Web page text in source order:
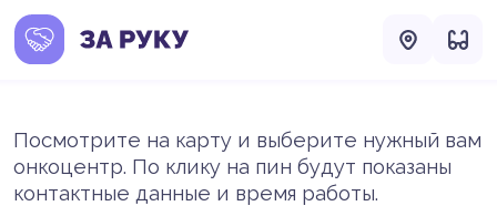
Посмотрите на карту и выберите нужный вам
онкоцентр. По клику на пин будут показаны
контактные данные и время работы.